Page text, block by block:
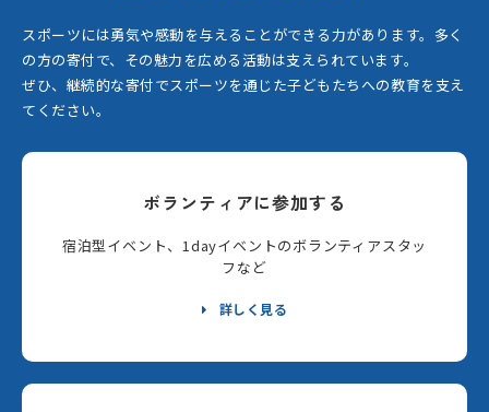
スポーツには勇気や感動を与えることができる力があります。 多く
の方の寄付で、その魅力を広める活動は支えられています。
ぜひ、継続的な寄付でスポーツを通じた子どもたちへの教育を支え
てください。
ボランティアに参加する
宿泊型イベント、1dayイベントのボランティアスタッ
フなど
詳しく見る